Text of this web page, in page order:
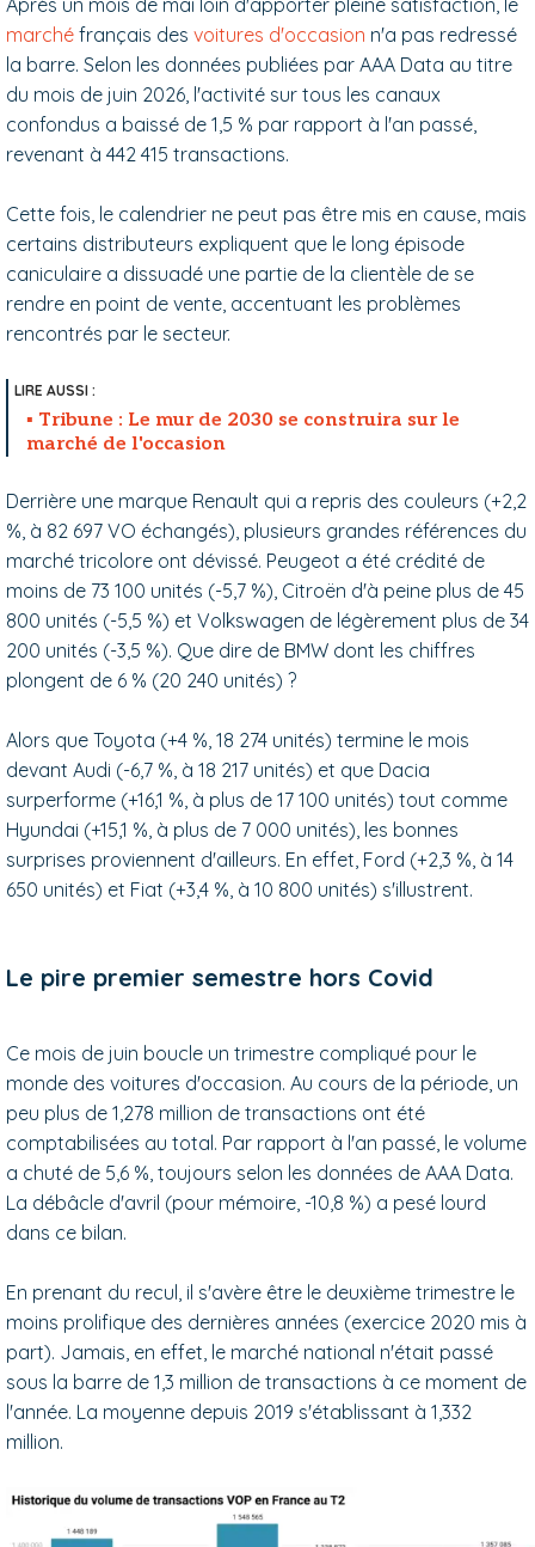
Après un mois de mai loin d'apporter pleine satisfaction, le
marché français des voitures d'occasion n'a pas redressé
la barre. Selon les données publiées par AAA Data au titre
du mois de juin 2026, l'activité sur tous les canaux
confondus a baissé de 1,5 % par rapport à l'an passé,
revenant à 442 415 transactions.
Cette fois, le calendrier ne peut pas être mis en cause, mais
certains distributeurs expliquent que le long épisode
caniculaire a dissuadé une partie de la clientèle de se
rendre en point de vente, accentuant les problèmes
rencontrés par le secteur.
Tribune : Le mur de 2030 se construira sur le
marché de l'occasion
Derrière une marque Renault qui a repris des couleurs (+2,2
%, à 82 697 VO échangés), plusieurs grandes références du
marché tricolore ont dévissé. Peugeot a été crédité de
moins de 73 100 unités (-5,7 %), Citroën d'à peine plus de 45
800 unités (-5,5 %) et Volkswagen de légèrement plus de 34
200 unités (-3,5 %). Que dire de BMW dont les chiffres
plongent de 6 % (20 240 unités) ?
Alors que Toyota (+4 %, 18 274 unités) termine le mois
devant Audi (-6,7 %, à 18 217 unités) et que Dacia
surperforme (+16,1 %, à plus de 17 100 unités) tout comme
Hyundai (+15,1 %, à plus de 7 000 unités), les bonnes
surprises proviennent d'ailleurs. En effet, Ford (+2,3 %, à 14
650 unités) et Fiat (+3,4 %, à 10 800 unités) s'illustrent.
Le pire premier semestre hors Covid
Ce mois de juin boucle un trimestre compliqué pour le
monde des voitures d'occasion. Au cours de la période, un
peu plus de 1,278 million de transactions ont été
comptabilisées au total. Par rapport à l'an passé, le volume
a chuté de 5,6 %, toujours selon les données de AAA Data.
La débâcle d'avril (pour mémoire, -10,8 %) a pesé lourd
dans ce bilan.
En prenant du recul, il s'avère être le deuxième trimestre le
moins prolifique des dernières années (exercice 2020 mis à
part). Jamais, en effet, le marché national n'était passé
sous la barre de 1,3 million de transactions à ce moment de
l'année. La moyenne depuis 2019 s'établissant à 1,332
million.